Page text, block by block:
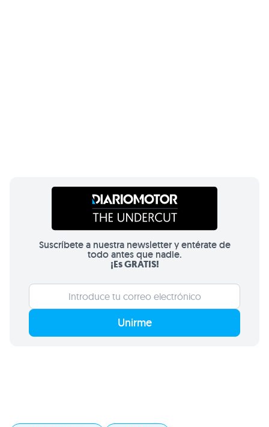
Suscríbete a nuestra newsletter y entérate de
todo antes que nadie.
¡Es GRATIS!
Unirme